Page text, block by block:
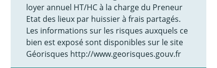
loyer annuel HT/HC à la charge du Preneur
Etat des lieux par huissier à frais partagés.
Les informations sur les risques auxquels ce
bien est exposé sont disponibles sur le site
Géorisques http://www.georisques.gouv.fr